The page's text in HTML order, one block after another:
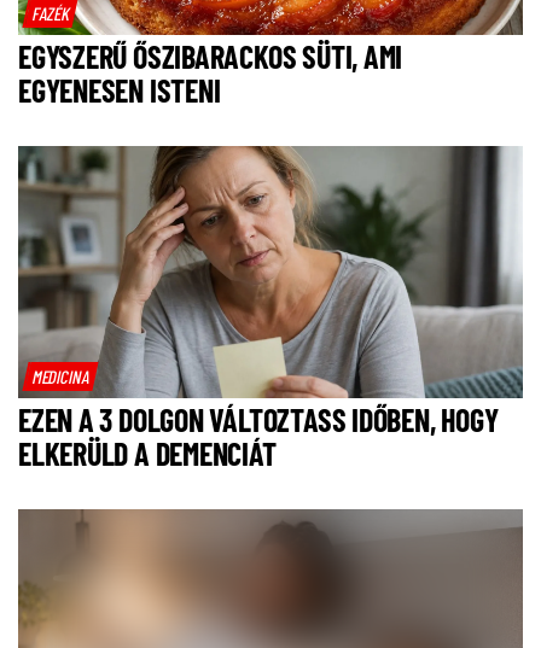
FAZÉK
EGYSZERŰ ŐSZIBARACKOS SÜTI, AMI
EGYENESEN ISTENI
MEDICINA
EZEN A 3 DOLGON VÁLTOZTASS IDŐBEN, HOGY
ELKERÜLD A DEMENCIÁT